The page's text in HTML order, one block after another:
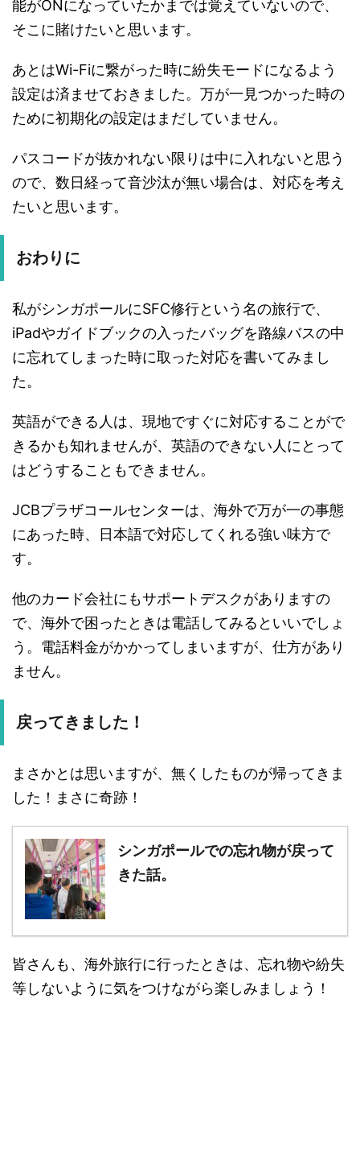
能がONになっていたかまでは覚えていないので、
そこに賭けたいと思います。
あとはWi-Fiに繋がった時に紛失モードになるよう
設定は済ませておきました。万が一見つかった時の
ために初期化の設定はまだしていません。
パスコードが抜かれない限りは中に入れないと思う
ので、数日経って音沙汰が無い場合は、対応を考え
たいと思います。
おわりに
私がシンガポールにSFC修行という名の旅行で、
iPadやガイドブックの入ったバッグを路線バスの中
に忘れてしまった時に取った対応を書いてみまし
た。
英語ができる人は、現地ですぐに対応することがで
きるかも知れませんが、英語のできない人にとって
はどうすることもできません。
JCBプラザコールセンターは、海外で万が一の事態
にあった時、日本語で対応してくれる強い味方で
す。
他のカード会社にもサポートデスクがありますの
で、海外で困ったときは電話してみるといいでしょ
う。電話料金がかかってしまいますが、仕方があり
ません。
戻ってきました！
まさかとは思いますが、無くしたものが帰ってきま
した！まさに奇跡！
シンガポールでの忘れ物が戻って
きた話。
皆さんも、海外旅行に行ったときは、忘れ物や紛失
等しないように気をつけながら楽しみましょう！